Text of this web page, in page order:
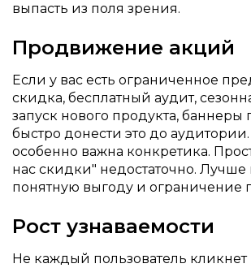
выпасть из поля зрения.
Продвижение акций
Если у вас есть ограниченное
скидка, бесплатный аудит,
запуск нового продукта, баннеры
быстро донести это до
особенно важна конкретика.
нас скидки" недостаточно. Лучше
понятную выгоду и ограничение
Рост узнаваемости
Не каждый пользователь